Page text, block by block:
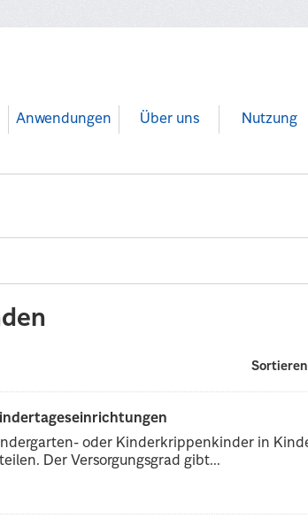
Anwendungen Über uns Nutzung
Sortieren
oder Kinderkrippenkinder in
Der Versorgungsgrad gibt...